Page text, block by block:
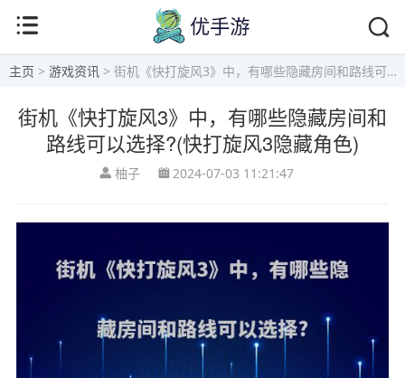
主页 > 游戏资讯 > 街机《快打旋风3》中，有哪些隐藏房间和路线可以选择?(快打旋风3隐藏角色)
街机《快打旋风3》中，有哪些隐藏房间和
路线可以选择?(快打旋风3隐藏角色)
柚子 2024-07-03 11:21:47